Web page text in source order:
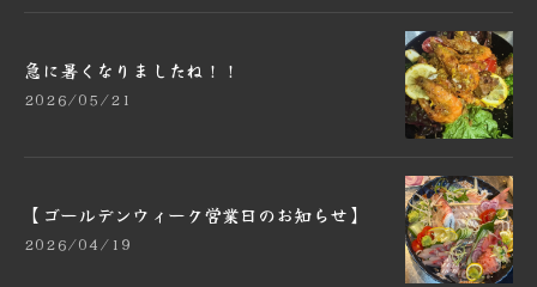
急に暑くなりましたね！！
2026/05/21
【ゴールデンウィーク営業日のお知らせ】
2026/04/19